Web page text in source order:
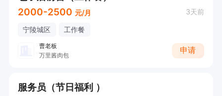
2000-2500 元/月 3天前
宁陵城区 工作餐
曹老板
万里酱肉包
申请
服务员（节日福利 ）